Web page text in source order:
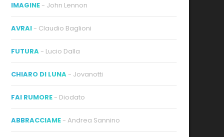
IMAGINE - John Lennon
AVRAI - Claudio Baglioni
FUTURA - Lucio Dalla
CHIARO DI LUNA - Jovanotti
FAI RUMORE - Diodato
ABBRACCIAME - Andrea Sannino